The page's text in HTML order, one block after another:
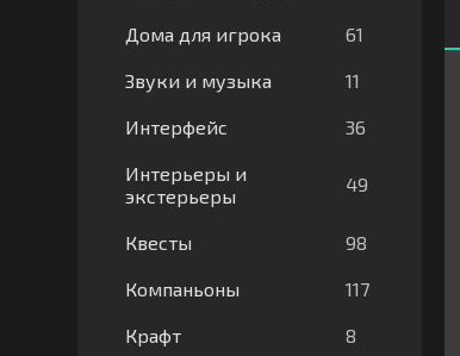
Дома для игрока 61
Звуки и музыка 11
Интерфейс 36
Интерьеры и
экстерьеры
49
Квесты 98
Компаньоны 117
Крафт 8